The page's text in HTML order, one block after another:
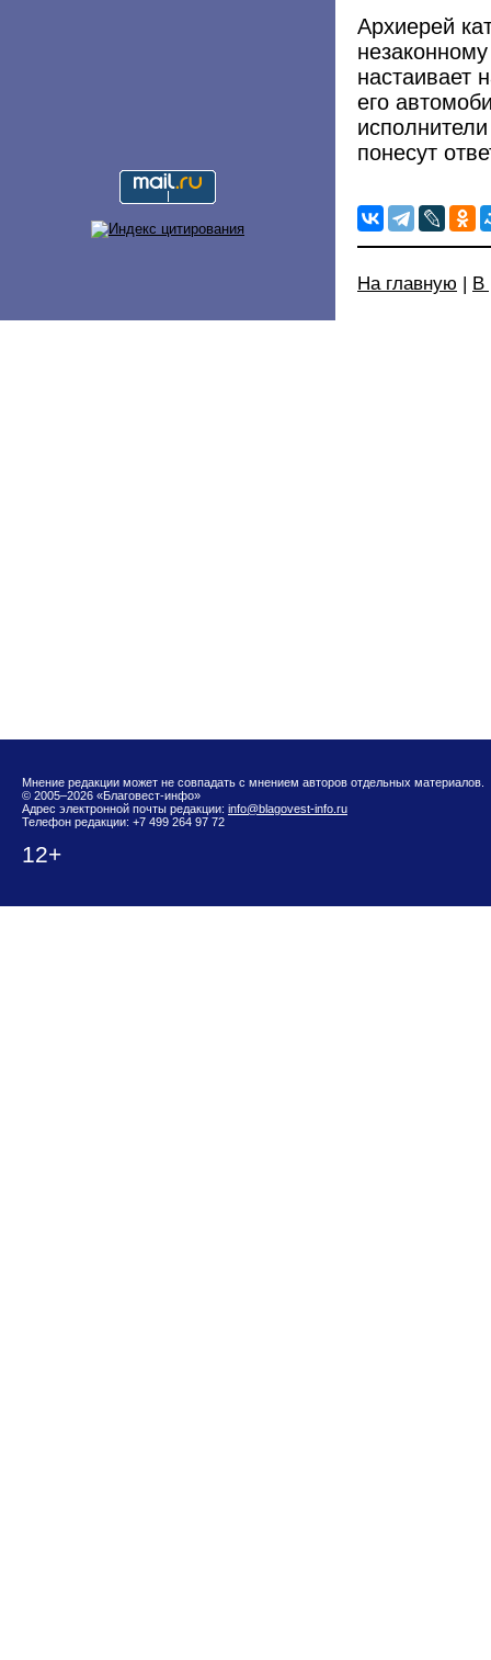
Архиерей
настаивает
его
понесут
На главную В
Мнение редакции может не совпадать с мнением авторов отдельных материалов.
© 2005–2026 «Благовест-инфо»
Адрес электронной почты редакции: info@blagovest-info.ru
Телефон редакции: +7 499 264 97 72
12+